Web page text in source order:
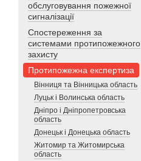
обслуговування пожежної
сигналізації
Спостереження за
системами протипожежного
захисту
Протипожежна експертиза
Вінниця та Вінницька область
Луцьк і Волинська область
Дніпро і Дніпропетровська
область
Донецьк і Донецька область
Житомир та Житомирська
область